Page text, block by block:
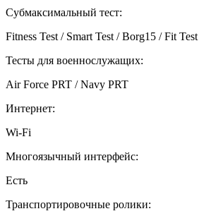
Субмаксимальный тест:
Fitness Test / Smart Test / Borg15 / Fit Test
Тесты для военнослужащих:
Air Force PRT / Navy PRT
Интернет:
Wi-Fi
Многоязычный интерфейс:
Есть
Транспортировочные ролики: